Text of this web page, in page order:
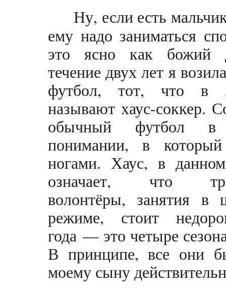
Ну, если есть
ему надо заниматься
это ясно как божий
течение двух лет я
футбол, тот, что в
называют хаус-соккер.
обычный футбол
понимании, в
ногами. Хаус, в
означает, что
волонтёры, занятия в
режиме, стоит
года — это четыре
В принципе, все они
моему сыну